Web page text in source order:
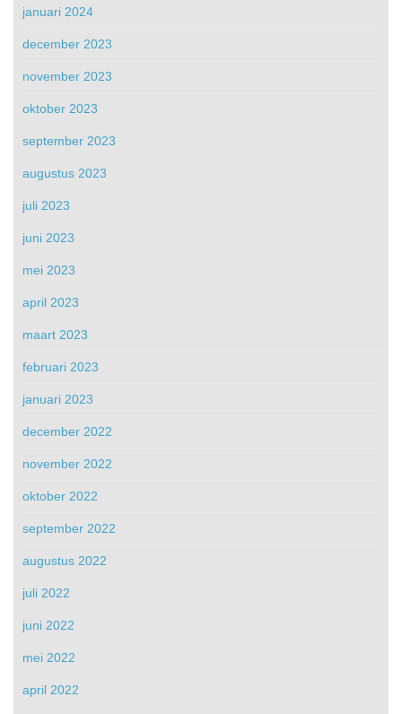
januari 2024
december 2023
november 2023
oktober 2023
september 2023
augustus 2023
juli 2023
juni 2023
mei 2023
april 2023
maart 2023
februari 2023
januari 2023
december 2022
november 2022
oktober 2022
september 2022
augustus 2022
juli 2022
juni 2022
mei 2022
april 2022